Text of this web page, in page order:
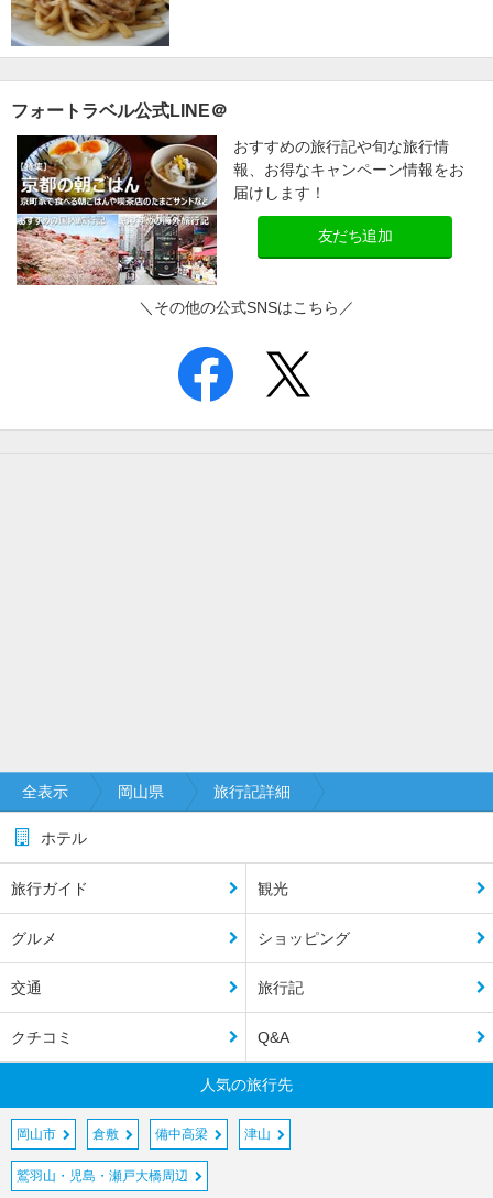
フォートラベル公式LINE＠
おすすめの旅行記や旬な旅行情
報、お得なキャンペーン情報をお
届けします！
友だち追加
＼その他の公式SNSはこちら／
全表示 岡山県 旅行記詳細
ホテル
旅行ガイド 観光
グルメ ショッピング
交通 旅行記
クチコミ Q&A
人気の旅行先
岡山市 倉敷 備中高梁 津山
鷲羽山・児島・瀬戸大橋周辺